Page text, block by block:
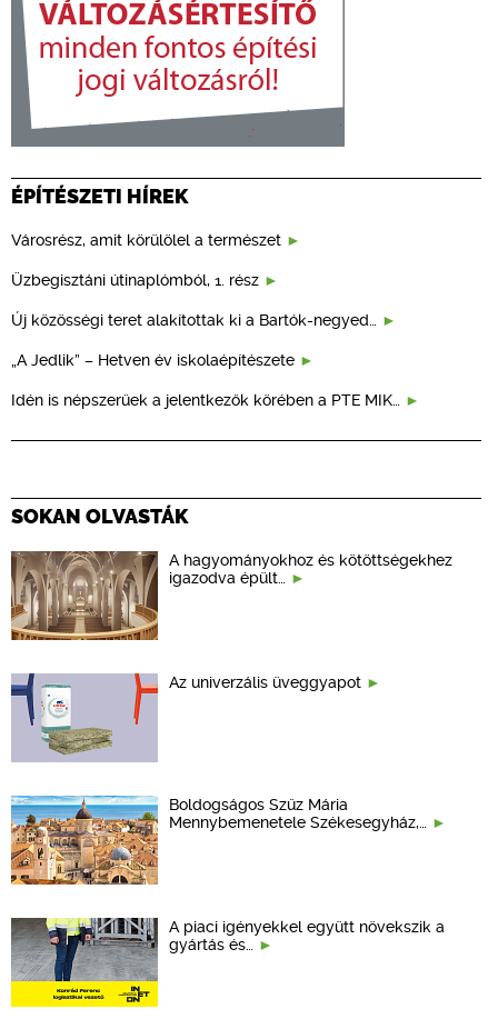
ÉPÍTÉSZETI HÍREK
Városrész, amit körülölel a természet
Üzbegisztáni útinaplómból, 1. rész
Új közösségi teret alakítottak ki a Bartók-negyed…
„A Jedlik” – Hetven év iskolaépítészete
Idén is népszerűek a jelentkezők körében a PTE MIK…
SOKAN OLVASTÁK
A hagyományokhoz és kötöttségekhez
igazodva épült…
Az univerzális üveggyapot
Boldogságos Szűz Mária
Mennybemenetele Székesegyház,…
A piaci igényekkel együtt növekszik a
gyártás és…